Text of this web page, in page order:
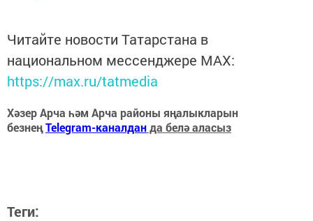
Читайте новости Татарстана в
национальном мессенджере MАХ:
https://max.ru/tatmedia
Хәзер Арча һәм Арча районы яңалыкларын
безнеңTelegram-каналданда белә аласыз
Теги: